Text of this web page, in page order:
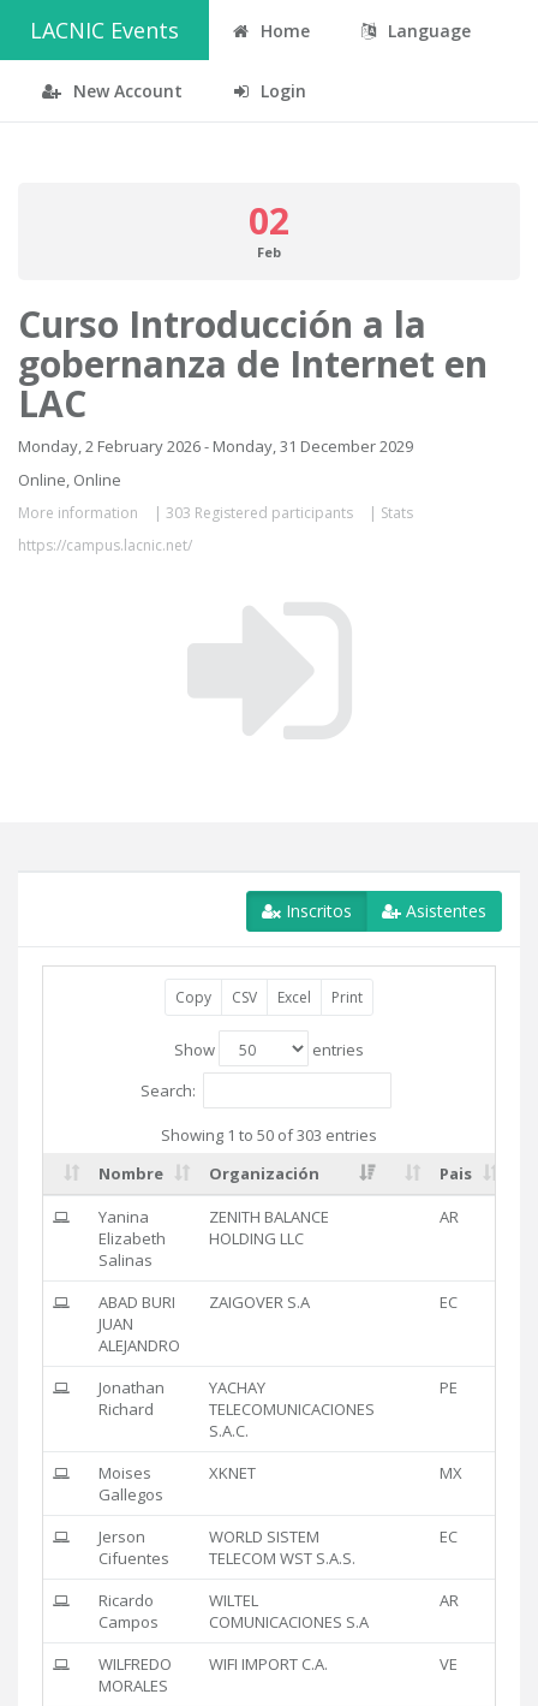
LACNIC Events Home Language
New Account Login
02
Feb
Curso Introducción a la
gobernanza de Internet en
LAC
Monday, 2 February 2026 - Monday, 31 December 2029
Online, Online
More information | 303 Registered participants | Stats
https://campus.lacnic.net/
Inscritos Asistentes
Copy CSV Excel Print
Show
entries
Search:
Showing 1 to 50 of 303 entries
Nombre
Organización
Pais
Yanina
Elizabeth
Salinas
ZENITH BALANCE
HOLDING LLC
AR
ABAD BURI
JUAN
ALEJANDRO
ZAIGOVER S.A EC
Jonathan
Richard
YACHAY
TELECOMUNICACIONES
S.A.C.
PE
Moises
Gallegos
XKNET MX
Jerson
Cifuentes
WORLD SISTEM
TELECOM WST S.A.S.
EC
Ricardo
Campos
WILTEL
COMUNICACIONES S.A
AR
WILFREDO
MORALES
WIFI IMPORT C.A. VE